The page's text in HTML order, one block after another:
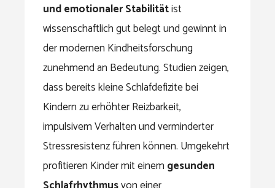
und emotionaler Stabilitätist
wissenschaftlich gut belegt und gewinnt in
der modernen Kindheitsforschung
zunehmend an Bedeutung. Studien zeigen,
dass bereits kleine Schlafdefizite bei
Kindern zu erhöhter Reizbarkeit,
impulsivem Verhalten und verminderter
Stressresistenz führen können. Umgekehrt
profitieren Kinder mit einem gesunden